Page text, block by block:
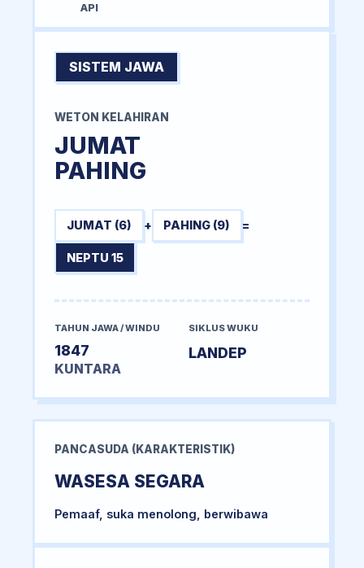
API
SISTEM JAWA
WETON KELAHIRAN
JUMAT
PAHING
JUMAT (6) + PAHING (9) =
NEPTU 15
TAHUN JAWA / WINDU
1847
KUNTARA
SIKLUS WUKU
LANDEP
PANCASUDA (KARAKTERISTIK)
WASESA SEGARA
Pemaaf, suka menolong, berwibawa